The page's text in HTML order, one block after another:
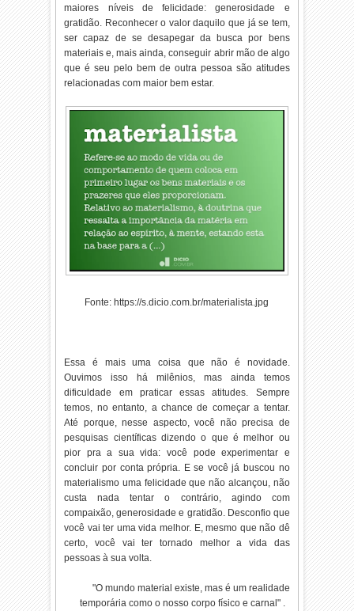
maiores níveis de felicidade: generosidade e
gratidão. Reconhecer o valor daquilo que já se tem,
ser capaz de se desapegar da busca por bens
materiais e, mais ainda, conseguir abrir mão de algo
que é seu pelo bem de outra pessoa são atitudes
relacionadas com maior bem estar.
Fonte: https://s.dicio.com.br/materialista.jpg
Essa é mais uma coisa que não é novidade.
Ouvimos isso há milênios, mas ainda temos
dificuldade em praticar essas atitudes. Sempre
temos, no entanto, a chance de começar a tentar.
Até porque, nesse aspecto, você não precisa de
pesquisas científicas dizendo o que é melhor ou
pior pra a sua vida: você pode experimentar e
concluir por conta própria. E se você já buscou no
materialismo uma felicidade que não alcançou, não
custa nada tentar o contrário, agindo com
compaixão, generosidade e gratidão. Desconfio que
você vai ter uma vida melhor. E, mesmo que não dê
certo, você vai ter tornado melhor a vida das
pessoas à sua volta.
"O mundo material existe, mas é um realidade
temporária como o nosso corpo físico e carnal" .